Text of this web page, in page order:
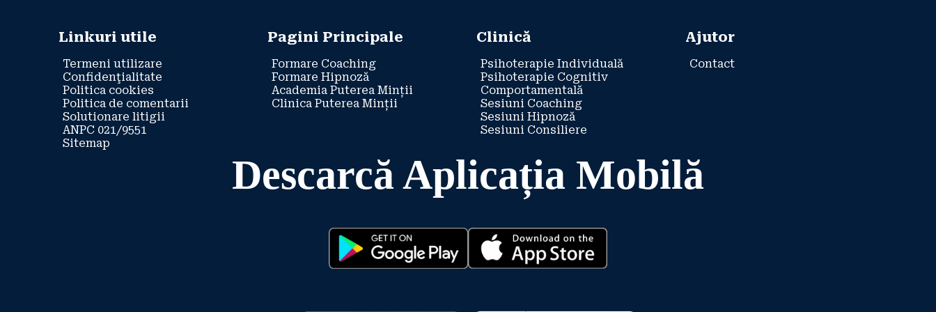
Linkuri utile
Termeni utilizare
Confidenţialitate
Politica cookies
Politica de comentarii
Solutionare litigii
ANPC 021/9551
Sitemap
Pagini Principale
Formare Coaching
Formare Hipnoză
Academia Puterea Minții
Clinica Puterea Minții
Clinică
Psihoterapie Individuală
Psihoterapie Cognitiv
Comportamentală
Sesiuni Coaching
Sesiuni Hipnoză
Sesiuni Consiliere
Ajutor
Contact
Descarcă Aplicația Mobilă